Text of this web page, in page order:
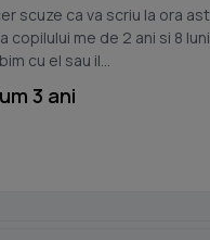
scuze ca va scriu la ora
copilului me de 2 ani si 8
cu el sau il...
3 ani